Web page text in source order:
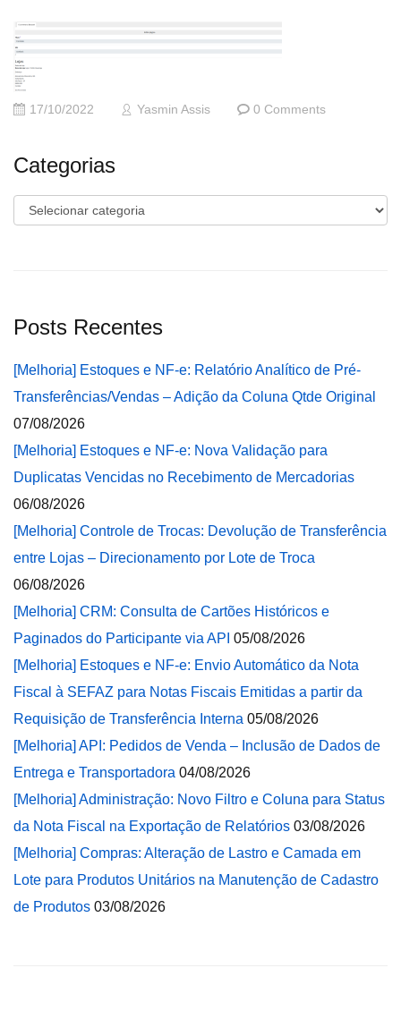
17/10/2022 Yasmin Assis 0 Comments
Categorias
Categorias
Posts Recentes
[Melhoria] Estoques e NF-e: Relatório Analítico de Pré-
Transferências/Vendas – Adição da Coluna Qtde Original
07/08/2026
[Melhoria] Estoques e NF-e: Nova Validação para
Duplicatas Vencidas no Recebimento de Mercadorias
06/08/2026
[Melhoria] Controle de Trocas: Devolução de Transferência
entre Lojas – Direcionamento por Lote de Troca
06/08/2026
[Melhoria] CRM: Consulta de Cartões Históricos e
Paginados do Participante via API 05/08/2026
[Melhoria] Estoques e NF-e: Envio Automático da Nota
Fiscal à SEFAZ para Notas Fiscais Emitidas a partir da
Requisição de Transferência Interna 05/08/2026
[Melhoria] API: Pedidos de Venda – Inclusão de Dados de
Entrega e Transportadora 04/08/2026
[Melhoria] Administração: Novo Filtro e Coluna para Status
da Nota Fiscal na Exportação de Relatórios 03/08/2026
[Melhoria] Compras: Alteração de Lastro e Camada em
Lote para Produtos Unitários na Manutenção de Cadastro
de Produtos 03/08/2026